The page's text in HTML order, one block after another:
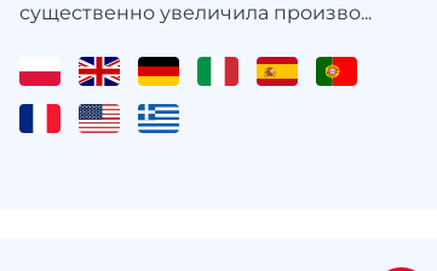
существенно увеличила произво...